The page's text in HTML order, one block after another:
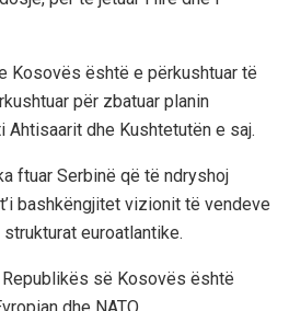
Kosovës është e përkushtuar të
për zbatuar planin
dhe Kushtetutën e saj.
ftuar Serbinë që të ndryshoj
bashkëngjitet vizionit të vendeve
euroatlantike.
së Kosovës është